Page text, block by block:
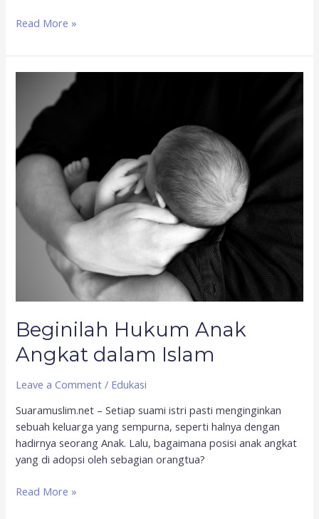
Read More »
Beginilah Hukum Anak
Angkat dalam Islam
Leave a Comment / Edukasi
Suaramuslim.net – Setiap suami istri pasti menginginkan
sebuah keluarga yang sempurna, seperti halnya dengan
hadirnya seorang Anak. Lalu, bagaimana posisi anak angkat
yang di adopsi oleh sebagian orangtua?
Anak
Angkat
dalam
Islam
Read More »